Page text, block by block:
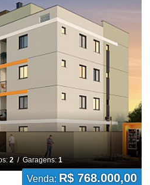
2/ Garagens: 1
Venda: R$ 768.000,00